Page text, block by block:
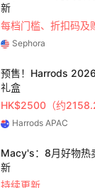
家、Toteme、西太后
低至5折
Eraldo
LN-CC：限时大促！
西太后等
低至4折+额外8折
LN-CC
Maje US：限时闪促
精选低至2折